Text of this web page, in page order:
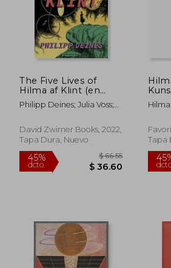
45%
dcto. $ 57.02
The Five Lives of
Hilma af Klint (en
Inglés)
Philipp Deines; Julia Voss;
David Zwirner Books, 2022,
Tapa Dura, Nuevo
(en
Tapa